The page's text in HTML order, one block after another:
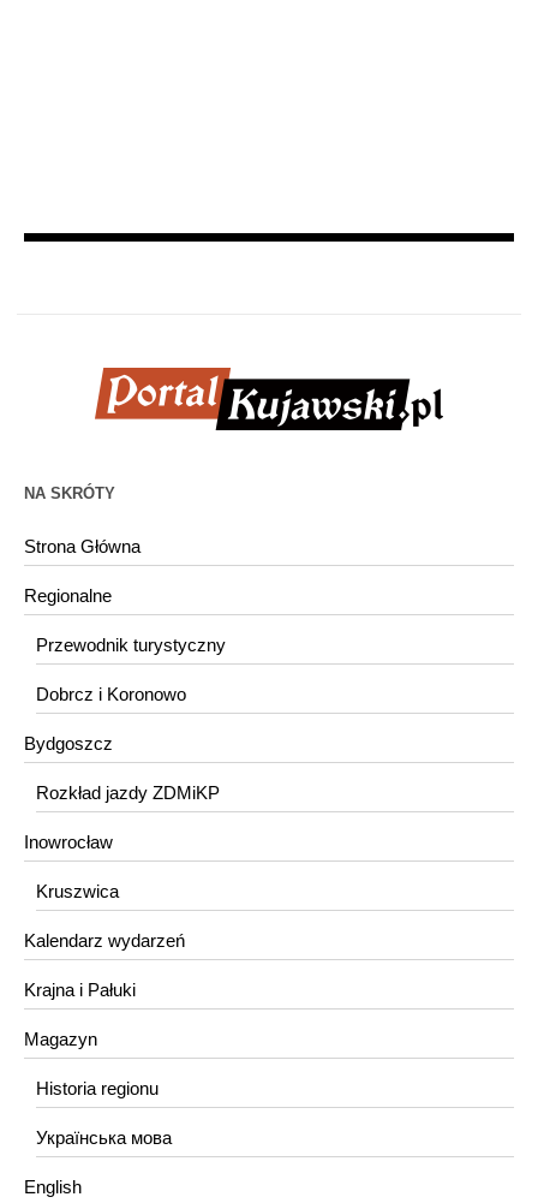
NA SKRÓTY
Strona Główna
Regionalne
Przewodnik turystyczny
Dobrcz i Koronowo
Bydgoszcz
Rozkład jazdy ZDMiKP
Inowrocław
Kruszwica
Kalendarz wydarzeń
Krajna i Pałuki
Magazyn
Historia regionu
Українська мова
English